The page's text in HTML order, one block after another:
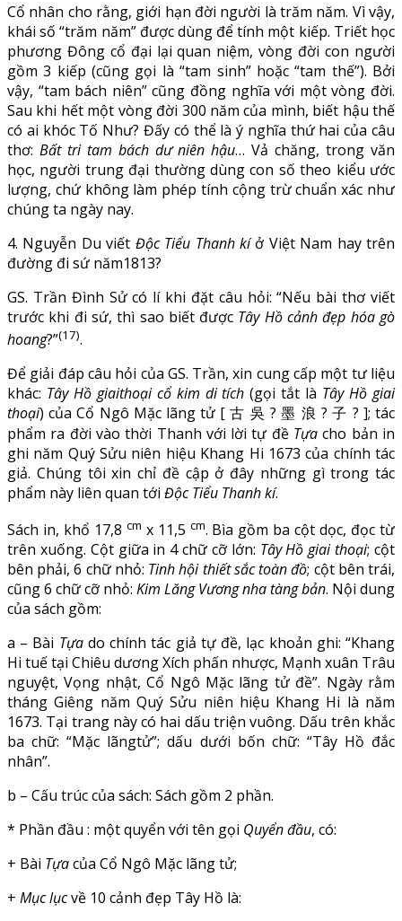
Cổ nhân cho rằng, giới hạn đời người là trăm năm. Vì vậy,
khái số “trăm năm” được dùng để tính một kiếp. Triết học
phương Đông cổ đại lại quan niệm, vòng đời con người
gồm 3 kiếp (cũng gọi là “tam sinh” hoặc “tam thế”). Bởi
vậy, “tam bách niên” cũng đồng nghĩa với một vòng đời.
Sau khi hết một vòng đời 300 năm của mình, biết hậu thế
có ai khóc Tố Như? Đấy có thể là ý nghĩa thứ hai của câu
thơ: Bất tri tam bách dư niên hậu… Vả chăng, trong văn
học, người trung đại thường dùng con số theo kiểu ước
lượng, chứ không làm phép tính cộng trừ chuẩn xác như
chúng ta ngày nay.
4. Nguyễn Du viết Độc Tiểu Thanh kíở Việt Nam hay trên
đường đi sứ năm1813?
GS. Trần Đình Sử có lí khi đặt câu hỏi: “Nếu bài thơ viết
trước khi đi sứ, thì sao biết được Tây Hồ cảnh đẹp hóa gò
hoang?”(17).
Để giải đáp câu hỏi của GS. Trần, xin cung cấp một tư liệu
khác: Tây Hồ giaithoại cổ kim di tích (gọi tắt là Tây Hồ giai
thoại) của Cổ Ngô Mặc lãng tử [ 古 吳 ? 墨 浪 ? 子 ? ]; tác
phẩm ra đời vào thời Thanh với lời tự đềTựa cho bản in
ghi năm Quý Sửu niên hiệu Khang Hi 1673 của chính tác
giả. Chúng tôi xin chỉ đề cập ở đây những gì trong tác
phẩm này liên quan tới Độc Tiểu Thanh kí.
Sách in, khổ 17,8 cm x 11,5 cm. Bìa gồm ba cột dọc, đọc từ
trên xuống. Cột giữa in 4 chữ cỡ lớn: Tây Hồ giai thoại; cột
bên phải, 6 chữ nhỏ: Tinh hội thiết sắc toàn đồ; cột bên trái,
cũng 6 chữ cỡ nhỏ: Kim Lăng Vương nha tàng bản. Nội dung
của sách gồm:
a – Bài Tựado chính tác giả tự đề, lạc khoản ghi: “Khang
Hi tuế tại Chiêu dương Xích phấn nhược, Mạnh xuân Trâu
nguyệt, Vọng nhật, Cổ Ngô Mặc lãng tử đề”. Ngày rằm
tháng Giêng năm Quý Sửu niên hiệu Khang Hi là năm
1673. Tại trang này có hai dấu triện vuông. Dấu trên khắc
ba chữ: “Mặc lãngtử”; dấu dưới bốn chữ: “Tây Hồ đắc
nhân”.
b – Cấu trúc của sách: Sách gồm 2 phần.
* Phần đầu : một quyển với tên gọi Quyển đầu, có:
+ Bài Tựacủa Cổ Ngô Mặc lãng tử;
+ Mục lụcvề 10 cảnh đẹp Tây Hồ là: